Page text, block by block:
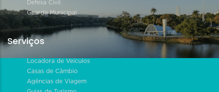
Defesa Civil
Guarda Municipal
Serviços
Locadora de Veículos
Casas de Câmbio
Agências de Viagem